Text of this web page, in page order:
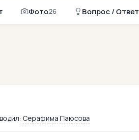
Фото26 Вопрос / Ответ
Серафима Паюсова